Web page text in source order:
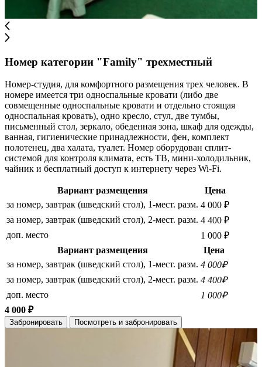
Номер категории "Family" трехместный
Номер-студия, для комфортного размещения трех человек. В
номере имеется три односпальные кровати (либо две
совмещенные односпальные кровати и отдельно стоящая
односпальная кровать), одно кресло, стул, две тумбы,
письменный стол, зеркало, обеденная зона, шкаф для одежды,
ванная, гигиенические принадлежности, фен, комплект
полотенец, два халата, туалет. Номер оборудован сплит-
системой для контроля климата, есть ТВ, мини-холодильник,
чайник и бесплатный доступ к интернету через Wi-Fi.
Вариант размещения
Цена
за номер, завтрак (шведский стол), 1-мест. разм. 4 000 ₽
за номер, завтрак (шведский стол), 2-мест. разм. 4 400 ₽
доп. место
1 000 ₽
Вариант размещения
Цена
за номер, завтрак (шведский стол), 1-мест. разм. 4 000₽
за номер, завтрак (шведский стол), 2-мест. разм. 4 400₽
доп. место
1 000₽
4 000 ₽
Забронировать Посмотреть и забронировать